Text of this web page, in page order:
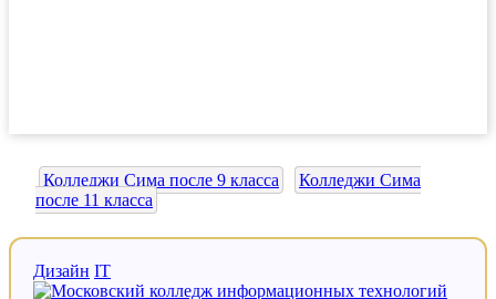
Колледжи Сима после 9 класса
Колледжи Сима
после 11 класса
Дизайн IT